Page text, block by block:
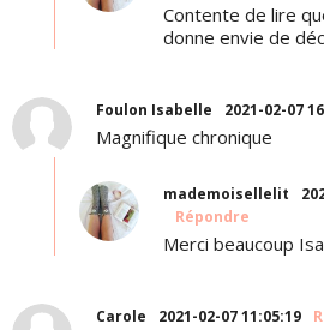
Contente de lire
donne envie de
Foulon Isabelle 2021-02-07
Magnifique chronique
mademoisellelit
Répondre
Merci beaucoup
Carole 2021-02-07 11:05:19